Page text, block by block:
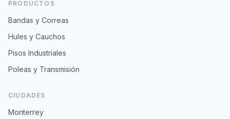
PRODUCTOS
Bandas y Correas
Hules y Cauchos
Pisos Industriales
Poleas y Transmisión
CIUDADES
Monterrey